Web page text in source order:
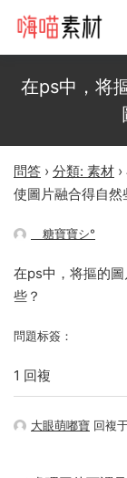
在ps中，将
問答 › 分類: 素材 ›
使圖片融合得自然
ゞ糖寶寶シ°
在ps中，将摳的
些？
問題标簽：
1 回複
大眼萌嘟寶 回複